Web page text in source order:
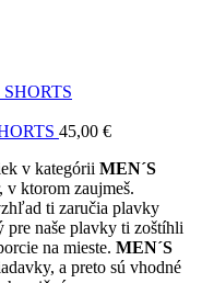
45,00 €
v kategórii MEN´S
v ktorom zaujmeš.
ti zaručia plavky
pre naše plavky ti zoštíhli
na mieste. MEN´S
a preto sú vhodné